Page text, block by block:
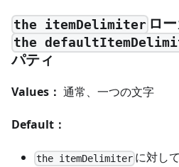
the itemDelimiter ロ
the
パティ
Values： 通常、一つの文字
Default：
the itemDelimiter に対し